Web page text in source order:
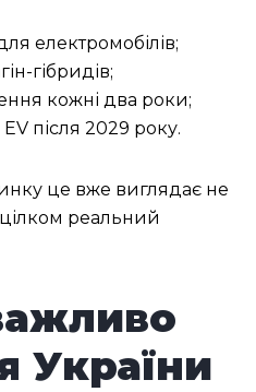
електромобілів;
гібридів;
кожні два роки;
після 2029 року.
це вже виглядає не
реальний
України